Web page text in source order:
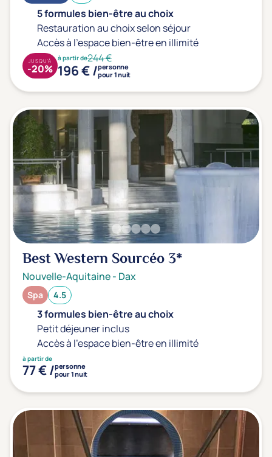
Sport
Yoga
Offres spéciales
Vente Flash & Promo
(3)
Offres spéciales Solo
(1)
Distance de chez vous
Établissements proches de chez moi
Km
Transports & hébergement
Soins sans hébergement
Offre séjour + vol inclus
5 formules bien-être au choix
Restauration au choix selon séjour
Accès à l'espace bien-être en illimité
à partir de244 €
196 € /personne
pour 1 nuit
JUSQU'À
-20%
Best Western Sourcéo3*
Nouvelle-Aquitaine- Dax
Spa 4.5
3 formules bien-être au choix
Petit déjeuner inclus
Accès à l'espace bien-être en illimité
à partir de
77 € /personne
pour 1 nuit